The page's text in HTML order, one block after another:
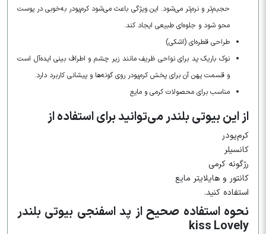
حجیم‌تر و نرم‌تر می‌شود. این ویژگی باعث می‌شود کرم‌پودر به‌خوبی در پوست
محو شود و جلوه‌ای طبیعی ایجاد کند.
طراحی قطره‌ای (اشکی)
نوک باریک پد برای نواحی ظریف مانند زیر چشم و اطراف بینی ایده‌آل است
و قسمت پهن آن برای پخش کرم‌پودر روی گونه‌ها و پیشانی کاربرد دارد.
مناسب برای محصولات کرمی و مایع
از این بیوتی بلندر می‌توانید برای استفاده از
کرم‌پودر
کانسیلر
رژگونه کرمی
کانتور و هایلایتر مایع
استفاده کنید.
نحوه استفاده صحیح از پد اسفنجی بیوتی بلندر
kiss Lovely